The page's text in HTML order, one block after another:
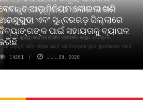
ଭୁବନେଶ୍ୱରରେ ପାର୍ବଣ କାଳୀନ
କଲା
ମେଦିନୀ ଜୁଡୱା କପ୍‌ ସାମ୍ବ୍ରାନି ପ୍ରଦର୍ଶିତ କରୁଛି; ନବସୃଜନ,
ଅନୁଭୂତି ସହିତ ଓଡ଼ିଶା ପ୍ରତି ପ୍ରତିବଦ୍ଧତା ପୁନଃ ସୁଦୃଢୀକରଣ କରୁଛି
ଆଲୁମିନିୟମ କୋଇଲା ଖଣି
ଏବଂ ସୁନ୍ଦରଗଡ଼ ଜିଲ୍ଲାରେ
ପାଇଁ ସହାୟତାକୁ ବ୍ୟାପକ
14261 JUL 29, 2026